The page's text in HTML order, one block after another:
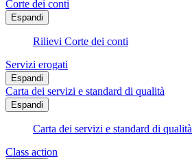
Corte dei conti
Espandi
Rilievi Corte dei conti
Servizi erogati
Espandi
Carta dei servizi e standard di qualità
Espandi
Carta dei servizi e standard di qualità
Class action